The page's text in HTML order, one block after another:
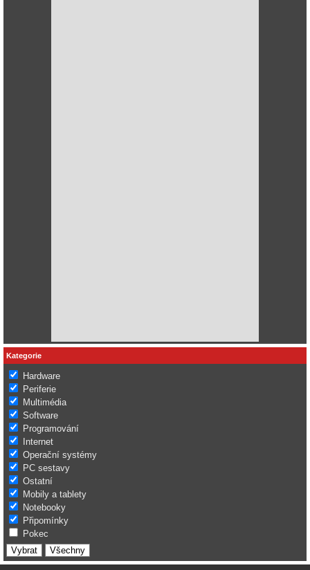
Kategorie
Hardware
Periferie
Multimédia
Software
Programování
Internet
Operační systémy
PC sestavy
Ostatní
Mobily a tablety
Notebooky
Připomínky
Pokec